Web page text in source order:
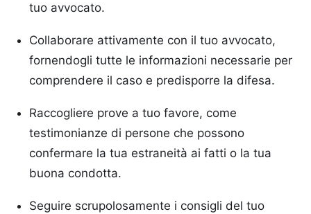
tuo avvocato.
Collaborare attivamente con il tuo avvocato,
fornendogli tutte le informazioni necessarie per
comprendere il caso e predisporre la difesa.
Raccogliere prove a tuo favore, come
testimonianze di persone che possono
confermare la tua estraneità ai fatti o la tua
buona condotta.
Seguire scrupolosamente i consigli del tuo